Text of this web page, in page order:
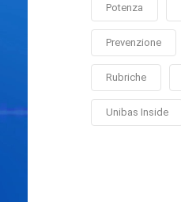
Potenza
Prevenzione
Rubriche
Unibas Inside